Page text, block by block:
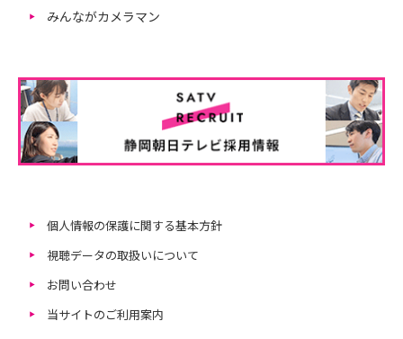
みんながカメラマン
個人情報の保護に関する基本方針
視聴データの取扱いについて
お問い合わせ
当サイトのご利用案内